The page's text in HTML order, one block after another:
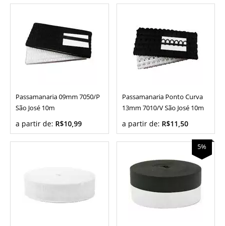
Passamanaria 09mm 7050/P
São José 10m
a partir de: R$10,99
Passamanaria Ponto Curva
13mm 7010/V São José 10m
a partir de: R$11,50
5%